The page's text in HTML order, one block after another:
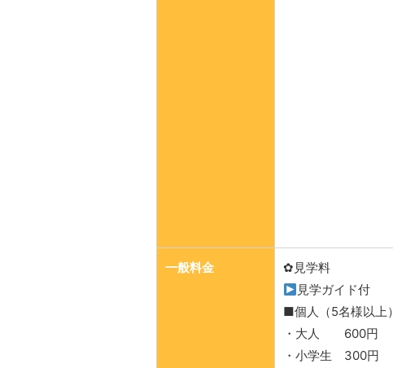
一般料金
✿見学料
見学ガイド付
■個人（5名様以上）
・大人 600円
・小学生 300円